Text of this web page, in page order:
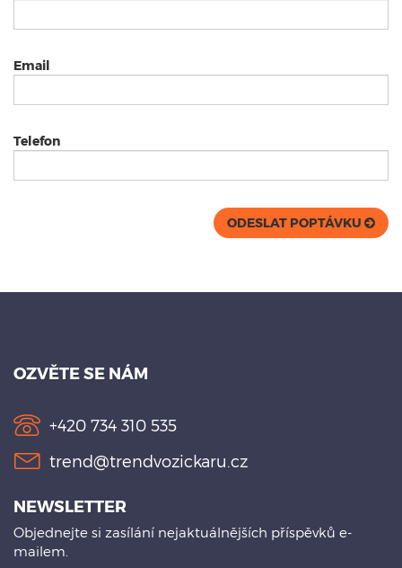
Email
Telefon
ODESLAT POPTÁVKU
OZVĚTE SE NÁM
+420 734 310 535
trend@trendvozickaru.cz
NEWSLETTER
Objednejte si zasílání nejaktuálnějších příspěvků e-
mailem.